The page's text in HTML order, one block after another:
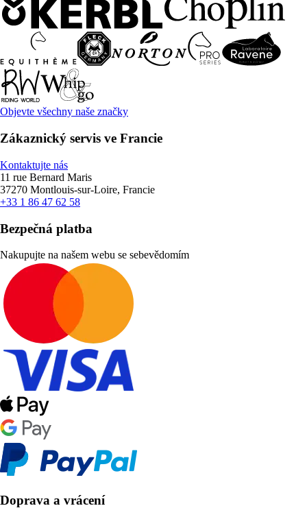
Objevte všechny naše značky
Zákaznický servis ve Francie
Kontaktujte nás
11 rue Bernard Maris
37270 Montlouis-sur-Loire, Francie
+33 1 86 47 62 58
Bezpečná platba
Nakupujte na našem webu se sebevědomím
Doprava a vrácení